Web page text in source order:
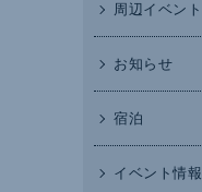
周辺イベント
お知らせ
宿泊
イベント情報